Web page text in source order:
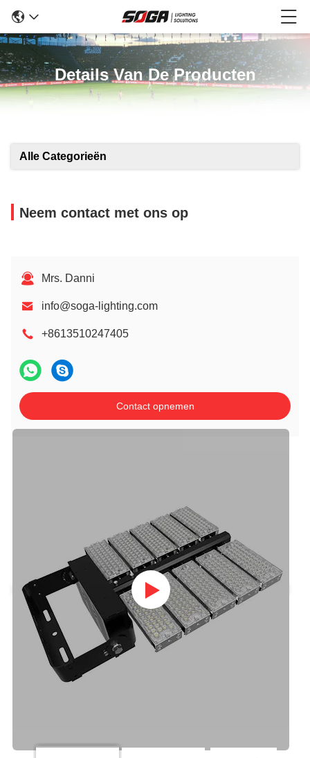
Details Van De Producten
Alle Categorieën
Neem contact met ons op
Mrs. Danni
info@soga-lighting.com
+8613510247405
Contact opnemen